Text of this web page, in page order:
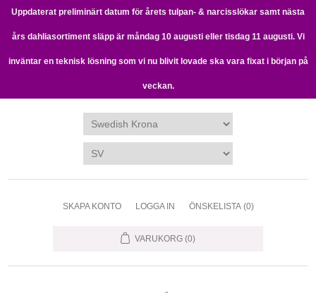
Uppdaterat preliminärt datum för årets tulpan- & narcisslökar samt nästa
års dahliasortiment släpp är måndag 10 augusti eller tisdag 11 augusti. Vi
inväntar en teknisk lösning som vi nu blivit lovade ska vara fixat i början på
veckan.
SKAPA KONTO LOGGA IN ÖNSKELISTA (0)
VARUKORG (0)